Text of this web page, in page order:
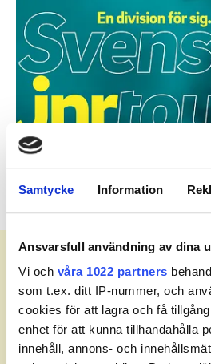
Samtycke Information
Ansvarsfull användning av dina
Vi och våra 1022 partners
som t.ex. ditt IP-nummer, och
cookies för att lagra och få
enhet för att kunna tillhandahålla
innehåll, annons- och
Leaderboard.